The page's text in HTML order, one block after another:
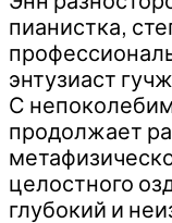
пианистка,
энтузиаст
С
продолжает
целостного
глубокий и